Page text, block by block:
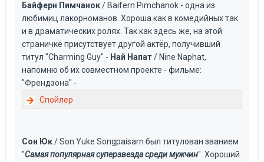
Байферн Пимчанок/ Baifern Pimchanok - одна из
любимиц лакорноманов. Хороша как в комедийных так
и в драматических ролях. Так как здесь же, на этой
страничке присутствует другой актёр, получивший
титул "Charming Guy" - Най Напат/ Nine Naphat,
напомню об их совместном проекте - фильме:
"Френдзона" -
Сон Юк/ Son Yuke Songpaisarn был титулован званием
"Самая популярная суперзвезда среди мужчин". Хороший